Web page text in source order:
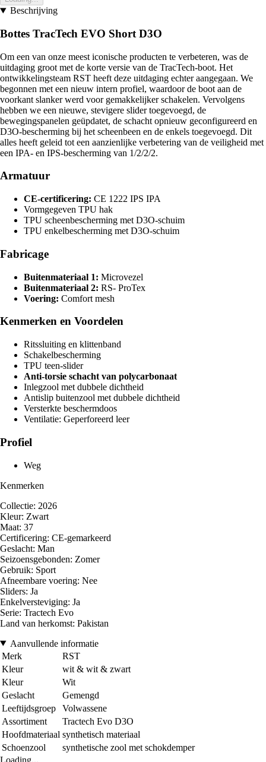
Beschrijving
Bottes TracTech EVO Short D3O
Om een van onze meest iconische producten te verbeteren, was de
uitdaging groot met de korte versie van de TracTech-boot. Het
ontwikkelingsteam RST heeft deze uitdaging echter aangegaan. We
begonnen met een nieuw intern profiel, waardoor de boot aan de
voorkant slanker werd voor gemakkelijker schakelen. Vervolgens
hebben we een nieuwe, stevigere slider toegevoegd, de
bewegingspanelen geüpdatet, de schacht opnieuw geconfigureerd en
D3O-bescherming bij het scheenbeen en de enkels toegevoegd. Dit
alles heeft geleid tot een aanzienlijke verbetering van de veiligheid met
een IPA- en IPS-bescherming van 1/2/2/2.
Armatuur
CE-certificering: CE 1222 IPS IPA
Vormgegeven TPU hak
TPU scheenbescherming met D3O-schuim
TPU enkelbescherming met D3O-schuim
Fabricage
Buitenmateriaal 1: Microvezel
Buitenmateriaal 2: RS- ProTex
Voering: Comfort mesh
Kenmerken en Voordelen
Ritssluiting en klittenband
Schakelbescherming
TPU teen-slider
Anti-torsie schacht van polycarbonaat
Inlegzool met dubbele dichtheid
Antislip buitenzool met dubbele dichtheid
Versterkte beschermdoos
Ventilatie: Geperforeerd leer
Profiel
Weg
Kenmerken
Collectie: 2026
Kleur: Zwart
Maat: 37
Certificering: CE-gemarkeerd
Geslacht: Man
Seizoensgebonden: Zomer
Gebruik: Sport
Afneembare voering: Nee
Sliders: Ja
Enkelversteviging: Ja
Serie: Tractech Evo
Land van herkomst: Pakistan
Aanvullende informatie
Merk
RST
Kleur
wit & wit & zwart
Kleur
Wit
Geslacht
Gemengd
Leeftijdsgroep
Volwassene
Assortiment
Tractech Evo D3O
Hoofdmateriaal synthetisch materiaal
Schoenzool
synthetische zool met schokdemper
Loading...